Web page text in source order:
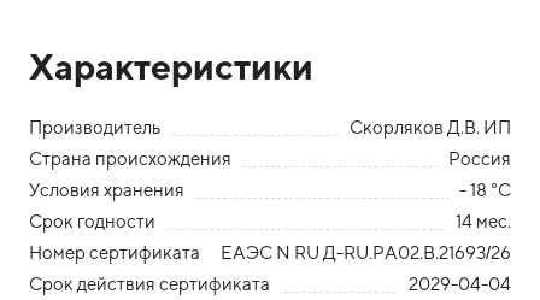
Характеристики
Производитель
Скорляков Д.В. ИП
Страна происхождения
Россия
Условия хранения
- 18 °С
Срок годности
14 мес.
Номер сертификата
ЕАЭС N RU Д-RU.PA02.B.21693/26
Срок действия сертификата
2029-04-04